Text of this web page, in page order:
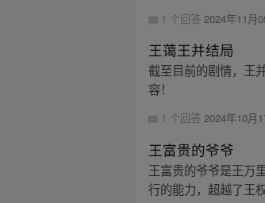
1 个回答2024年11月
王蔼王并结局
截至目前的剧情，王
容！
1 个回答2024年10月
王富贵的爷爷
王富贵的爷爷是王万
行的能力，超越了王